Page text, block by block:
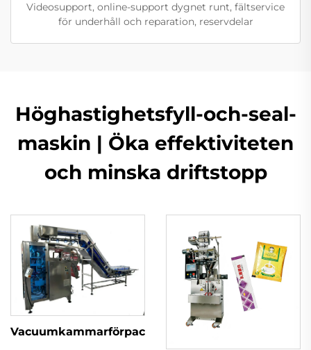
Videosupport, online-support dygnet runt, fältservice
för underhåll och reparation, reservdelar
Höghastighetsfyll-och-seal-
maskin | Öka effektiviteten
och minska driftstopp
Vacuumkammarförpackningsmaskin